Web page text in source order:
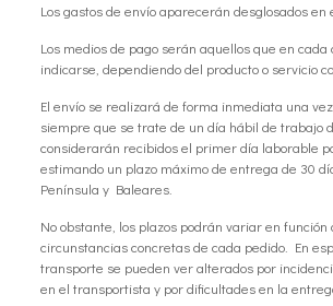
Los gastos de envío aparecerán desglosados en
Los medios de pago serán aquellos que en cada
indicarse, dependiendo del producto o servicio
El envío se realizará de forma inmediata una
siempre que se trate de un día hábil de trabajo
considerarán recibidos el primer día laborable
estimando un plazo máximo de entrega de 30
Península y Baleares.
No obstante, los plazos podrán variar en función
circunstancias concretas de cada pedido. En
transporte se pueden ver alterados por
en el transportista y por dificultades en la